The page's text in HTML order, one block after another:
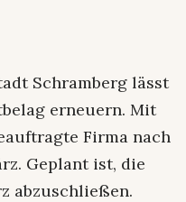
Schramberg lässt
erneuern. Mit
Firma nach
Geplant ist, die
abzuschließen.